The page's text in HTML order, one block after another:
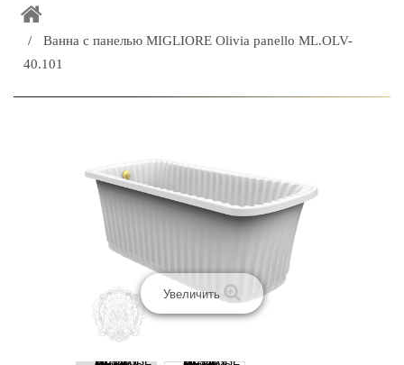
ЗАКАЗАТЬ РАСЧЕТ КУХНИ CAPRIGO
+
Ванна с панелью MIGLIORE Olivia panello ML.OLV-
40.101
Увеличить